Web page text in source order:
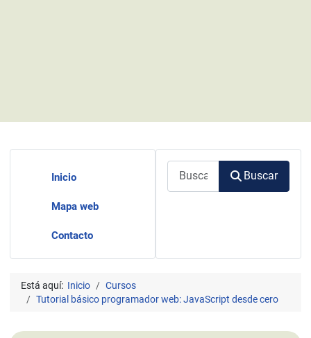
Inicio
Mapa web
Contacto
Buscar
Está aquí: Inicio
Cursos
Tutorial básico programador web: JavaScript desde cero